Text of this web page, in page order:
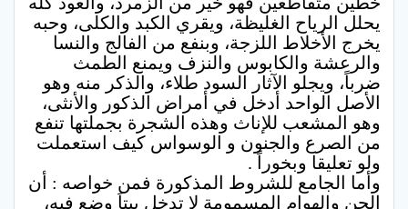
يحلل الرياح الغليظة، ويقري الكبد والكلى، وحبه
يخرج الأخلاط اللزجة، وبنفع من الفالج والنسا
والرعشة والكابوس والنزف ويمنع الطمث
ضرباً، ويجلو الآثار السود طلاء، والذكر منه وهو
الأصل الواحد أدخل في أمراض الذكور والأنثى،
وهو المشعب للإناث وهذه الشجرة بجملتها تنفع
من الصرع والجنون و الوسواس كيف استعملت
ولو تعليقا وبخوراً .
وأما الجامع للشروط المذكورة فمن خواصه : أن
الجن والهوام المسمومة لا تدخل بيتاَ وضع فيه،